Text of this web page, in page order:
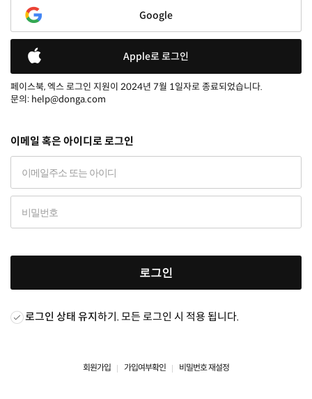
Google
Apple로 로그인
페이스북, 엑스 로그인 지원이 2024년 7월 1일자로 종료되었습니다.
문의: help@donga.com
이메일 혹은 아이디로 로그인
로그인
로그인 상태 유지하기. 모든 로그인 시 적용 됩니다.
회원가입 가입여부확인 비밀번호 재설정